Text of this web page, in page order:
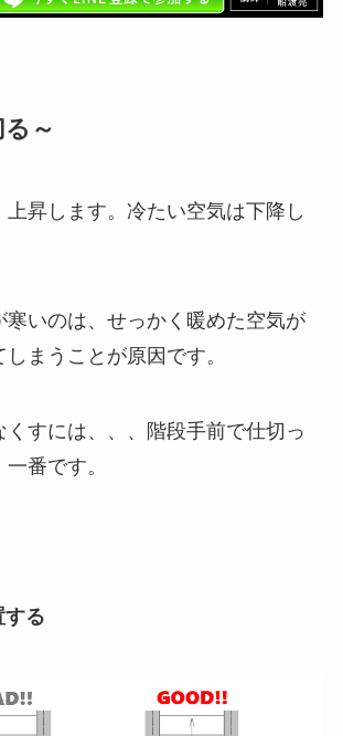
～
上昇します。冷たい空気は下降し
寒いのは、せっかく暖めた空気が
まうことが原因です。
くすには、、、階段手前で仕切っ
番です。
する